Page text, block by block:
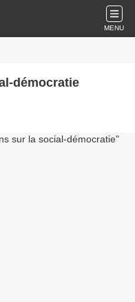
MENU
démocratie